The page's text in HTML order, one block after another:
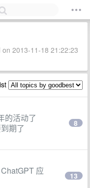
2013-11-18 21:22:23
的活动了
期了
8
应
13